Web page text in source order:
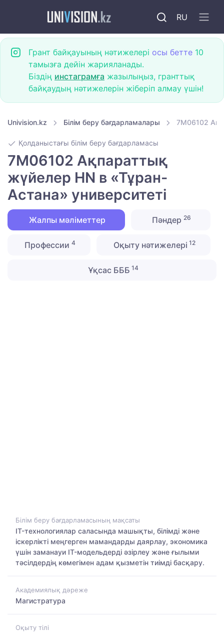
RU
Грант байқауының нәтижелері осы бетте 10
тамызға дейін жарияланады.
Біздің инстаграмға жазылыңыз, гранттық
байқаудың нәтижелерін жіберіп алмау үшін!
Univision.kz Білім беру бағдарламалары 7M06102
Қолданыстағы білім беру бағдарламасы
7M06102 Ақпараттық
жүйелер HN в «Тұран-
Астана» университеті
Жалпы мәліметтер Пәндер26
Профессии 4 Оқыту нәтижелері 12
Ұқсас БББ 14
Білім беру бағдарламасының мақсаты
IT-технологиялар саласында машықты, білімді және
іскерлікті меңгерген мамандарды даярлау, экономика
үшін заманауи IT-модельдерді әзірлеу және ғылыми
тәсілдердің көмегімен адам қызметін тиімді басқару.
Академиялық дәреже
Магистратура
Оқыту тілі